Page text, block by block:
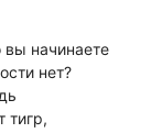
вы начинаете
нет?
тигр,